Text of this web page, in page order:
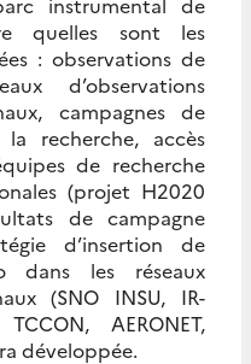
quelles sont les
: observations de
d’observations
campagnes de
recherche, accès
de recherche
(projet H2020
de campagne
d’insertion de
dans les réseaux
(SNO INSU, IR-
AERONET,
développée.